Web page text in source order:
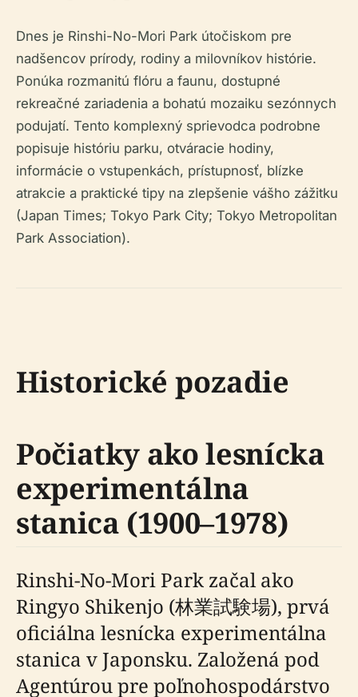
Dnes je Rinshi-No-Mori Park útočiskom pre
nadšencov prírody, rodiny a milovníkov histórie.
Ponúka rozmanitú flóru a faunu, dostupné
rekreačné zariadenia a bohatú mozaiku sezónnych
podujatí. Tento komplexný sprievodca podrobne
popisuje históriu parku, otváracie hodiny,
informácie o vstupenkách, prístupnosť, blízke
atrakcie a praktické tipy na zlepšenie vášho zážitku
(Japan Times; Tokyo Park City; Tokyo Metropolitan
Park Association).
Historické pozadie
Počiatky ako lesnícka
experimentálna
stanica (1900–1978)
Rinshi-No-Mori Park začal ako
Ringyo Shikenjo (林業試験場), prvá
oficiálna lesnícka experimentálna
stanica v Japonsku. Založená pod
Agentúrou pre poľnohospodárstvo